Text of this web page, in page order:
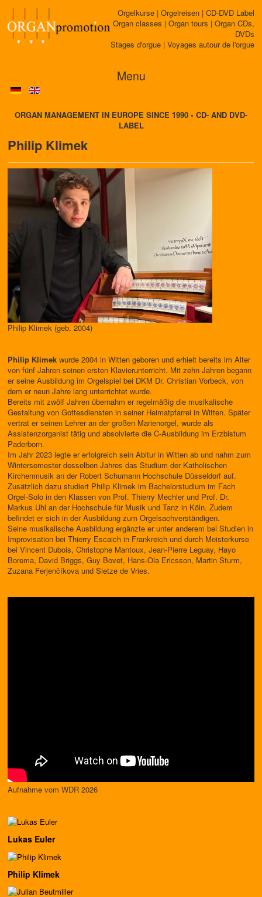
Orgelkurse | Orgelreisen | CD-DVD Label
Organ classes | Organ tours | Organ CDs,
DVDs
Stages d'orgue | Voyages autour de l'orgue
Menu
ORGAN MANAGEMENT IN EUROPE SINCE 1990 • CD- AND DVD-
LABEL
Philip Klimek
Philip Klimek (geb. 2004)
Philip Klimek wurde 2004 in Witten geboren und erhielt bereits im Alter
von fünf Jahren seinen ersten Klavierunterricht. Mit zehn Jahren begann
er seine Ausbildung im Orgelspiel bei DKM Dr. Christian Vorbeck, von
dem er neun Jahre lang unterrichtet wurde.
Bereits mit zwölf Jahren übernahm er regelmäßig die musikalische
Gestaltung von Gottesdiensten in seiner Heimatpfarrei in Witten. Später
vertrat er seinen Lehrer an der großen Marienorgel, wurde als
Assistenzorganist tätig und absolvierte die C-Ausbildung im Erzbistum
Paderborn.
Im Jahr 2023 legte er erfolgreich sein Abitur in Witten ab und nahm zum
Wintersemester desselben Jahres das Studium der Katholischen
Kirchenmusik an der Robert Schumann Hochschule Düsseldorf auf.
Zusätzlich dazu studiert Philip Klimek im Bachelorstudium im Fach
Orgel-Solo in den Klassen von Prof. Thierry Mechler und Prof. Dr.
Markus Uhl an der Hochschule für Musik und Tanz in Köln. Zudem
befindet er sich in der Ausbildung zum Orgelsachverständigen.
Seine musikalische Ausbildung ergänzte er unter anderem bei Studien in
Improvisation bei Thierry Escaich in Frankreich und durch Meisterkurse
bei Vincent Dubois, Christophe Mantoux, Jean-Pierre Leguay, Hayo
Borema, David Briggs, Guy Bovet, Hans-Ola Ericsson, Martin Sturm,
Zuzana Ferjenčíkova und Sietze de Vries.
Aufnahme vom WDR 2026
Lukas Euler
Philip Klimek